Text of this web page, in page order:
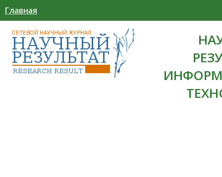
Главная